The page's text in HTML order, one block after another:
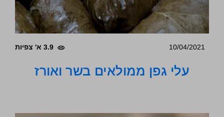
10/04/2021 3.9 א' צפיות
עלי גפן ממולאים בשר ואורז